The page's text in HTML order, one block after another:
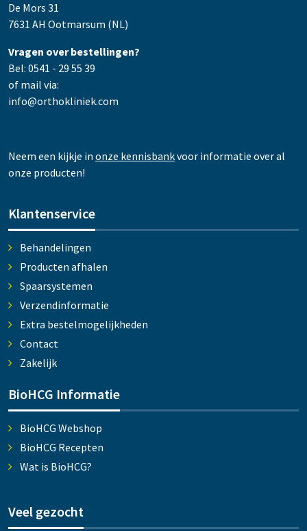
De Mors 31
7631 AH Ootmarsum (NL)
Vragen over bestellingen?
Bel: 0541 - 29 55 39
of mail via:
info@orthokliniek.com
Neem een kijkje in onze kennisbankvoor informatie over al
onze producten!
Klantenservice
Behandelingen
Producten afhalen
Spaarsystemen
Verzendinformatie
Extra bestelmogelijkheden
Contact
Zakelijk
BioHCG Informatie
BioHCG Webshop
BioHCG Recepten
Wat is BioHCG?
Veel gezocht